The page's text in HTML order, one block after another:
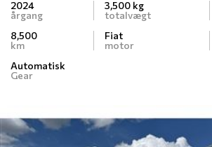
2024
årgang
8,500
km
Automatisk
Gear
3,500 kg
totalvægt
Fiat
motor